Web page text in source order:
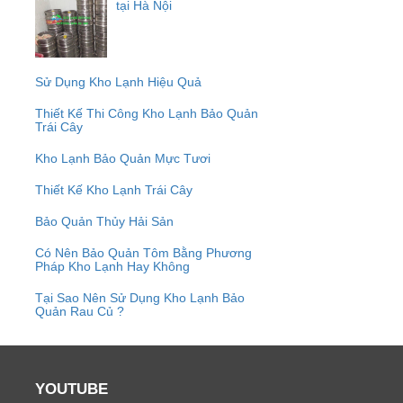
tại Hà Nội
Sử Dụng Kho Lạnh Hiệu Quả
Thiết Kế Thi Công Kho Lạnh Bảo Quản
Trái Cây
Kho Lạnh Bảo Quản Mực Tươi
Thiết Kế Kho Lạnh Trái Cây
Bảo Quản Thủy Hải Sản
Có Nên Bảo Quản Tôm Bằng Phương
Pháp Kho Lạnh Hay Không
Tại Sao Nên Sử Dụng Kho Lạnh Bảo
Quản Rau Củ ?
YOUTUBE